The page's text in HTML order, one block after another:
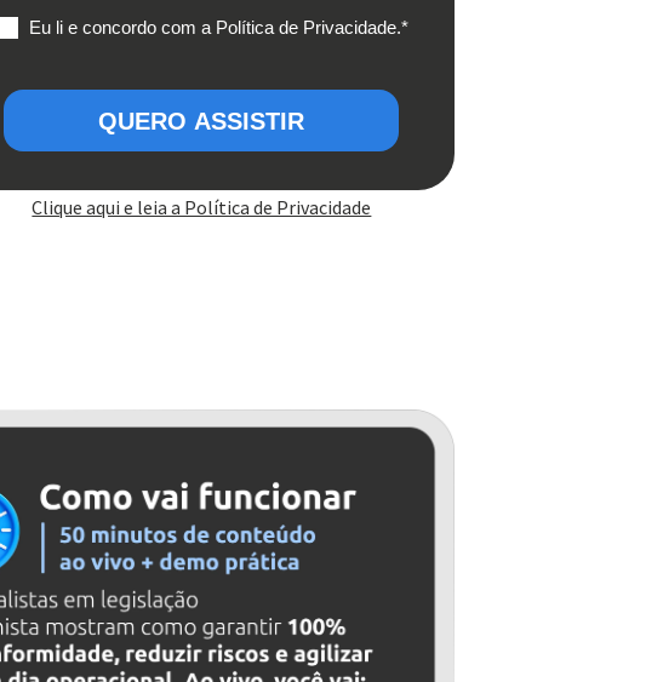
Eu li e concordo com a Política de Privacidade.*
Clique aqui e leia a Política de Privacidade